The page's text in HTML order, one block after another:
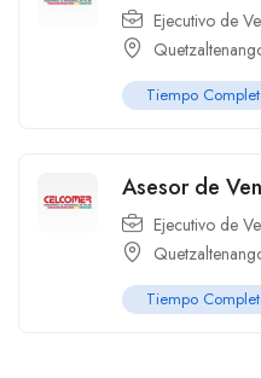
Ejecutivo de
Tiempo
Asesor de
Ejecutivo de
Tiempo